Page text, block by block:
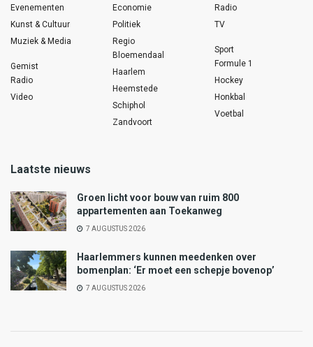
Evenementen
Kunst & Cultuur
Muziek & Media
Gemist
Radio
Video
Economie
Politiek
Regio
Bloemendaal
Haarlem
Heemstede
Schiphol
Zandvoort
Radio
TV
Sport
Formule 1
Hockey
Honkbal
Voetbal
Laatste nieuws
Groen licht voor bouw van ruim 800
appartementen aan Toekanweg
7 AUGUSTUS 2026
Haarlemmers kunnen meedenken over
bomenplan: ‘Er moet een schepje bovenop’
7 AUGUSTUS 2026